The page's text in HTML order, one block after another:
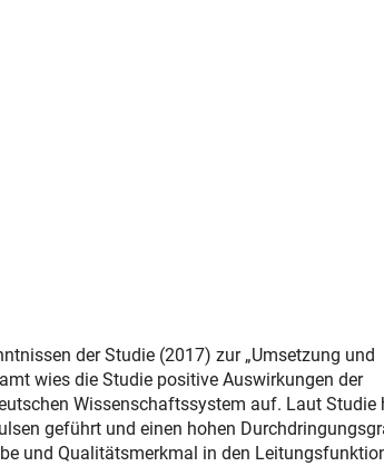
der Studie (2017) zur „Umsetzung und
wies die Studie positive Auswirkungen der
Wissenschaftssystem auf. Laut Studie
geführt und einen hohen
und Qualitätsmerkmal in den